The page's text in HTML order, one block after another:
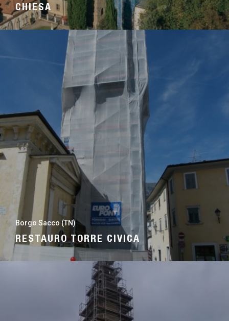
CHIESA
Borgo Sacco (TN)
RESTAURO TORRE CIVICA